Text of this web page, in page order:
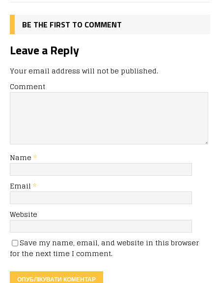
BE THE FIRST TO COMMENT
Leave a Reply
Your email address will not be published.
Comment
Name *
Email *
Website
Save my name, email, and website in this browser
for the next time I comment.